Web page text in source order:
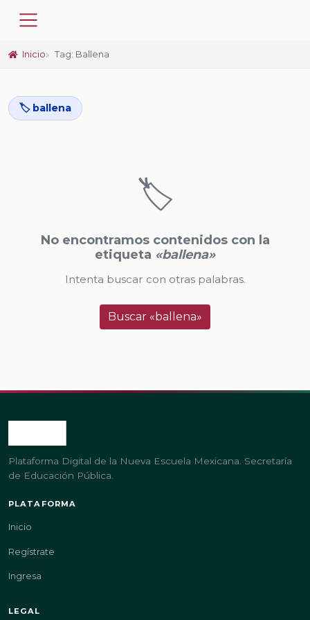
Inicio Tag: Ballena
🏷️ ballena
🏷️
No encontramos contenidos con la
etiqueta «ballena»
Intenta buscar con otras palabras.
Buscar «ballena»
Plataforma Digital de la Nueva Escuela Mexicana. Secretaría
de Educación Pública.
PLATAFORMA
Inicio
Regístrate
Ingresa
LEGAL